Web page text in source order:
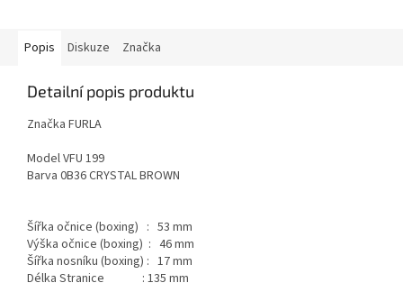
Popis Diskuze Značka
Detailní popis produktu
Značka FURLA
Model VFU 199
Barva 0B36 CRYSTAL BROWN
Šířka očnice (boxing) : 53 mm
Výška očnice (boxing) : 46 mm
Šířka nosníku (boxing) : 17 mm
Délka Stranice : 135 mm